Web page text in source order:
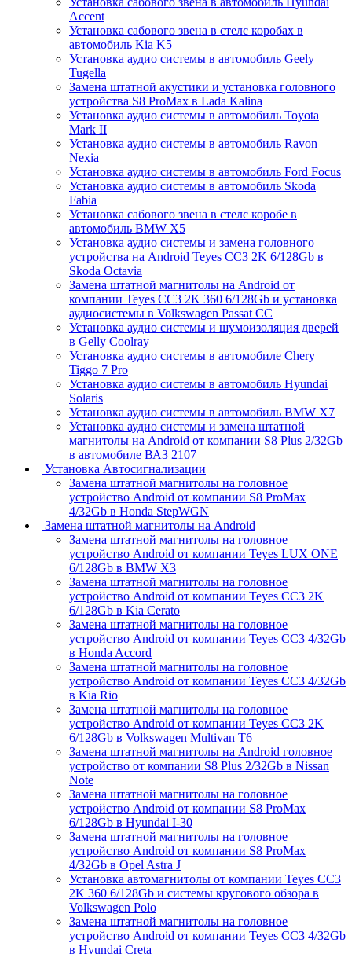
Accent
Установка сабового звена в стелс коробах в
автомобиль Kia K5
Установка аудио системы в автомобиль Geely
Tugella
Замена штатной акустики и установка головного
устройства S8 ProMax в Lada Kalina
Установка аудио системы в автомобиль Toyota
Mark II
Установка аудио системы в автомобиль Ravon
Nexia
Установка аудио системы в автомобиль Ford Focus
Установка аудио системы в автомобиль Skoda
Fabia
Установка сабового звена в стелс коробе в
автомобиль BMW X5
Установка аудио системы и замена головного
устройства на Android Teyes CC3 2K 6/128Gb в
Skoda Octavia
Замена штатной магнитолы на Android от
компании Teyes CC3 2K 360 6/128Gb и установка
аудиосистемы в Volkswagen Passat CC
Установка аудио системы и шумоизоляция дверей
в Gelly Coolray
Установка аудио системы в автомобиле Chery
Tiggo 7 Pro
Установка аудио системы в автомобиль Hyundai
Solaris
Установка аудио системы в автомобиль BMW X7
Установка аудио системы и замена штатной
магнитолы на Android от компании S8 Plus 2/32Gb
в автомобиле ВАЗ 2107
Установка Автосигнализации
Замена штатной магнитолы на головное
устройство Android от компании S8 ProMax
4/32Gb в Honda StepWGN
Замена штатной магнитолы на Android
Замена штатной магнитолы на головное
устройство Android от компании Teyes LUX ONE
6/128Gb в BMW X3
Замена штатной магнитолы на головное
устройство Android от компании Teyes CC3 2K
6/128Gb в Kia Cerato
Замена штатной магнитолы на головное
устройство Android от компании Teyes CC3 4/32Gb
в Honda Accord
Замена штатной магнитолы на головное
устройство Android от компании Teyes CC3 4/32Gb
в Kia Rio
Замена штатной магнитолы на головное
устройство Android от компании Teyes CC3 2K
6/128Gb в Volkswagen Multivan T6
Замена штатной магнитолы на Android головное
устройство от компании S8 Plus 2/32Gb в Nissan
Note
Замена штатной магнитолы на головное
устройство Android от компании S8 ProMax
6/128Gb в Hyundai I-30
Замена штатной магнитолы на головное
устройство Android от компании S8 ProMax
4/32Gb в Opel Astra J
Установка автомагнитолы от компании Teyes CC3
2K 360 6/128Gb и системы кругового обзора в
Volkswagen Polo
Замена штатной магнитолы на головное
устройство Android от компании Teyes CC3 4/32Gb
в Hyundai Creta